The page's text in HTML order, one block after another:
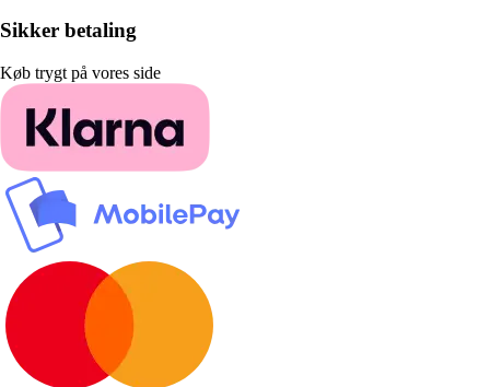
Sikker betaling
Køb trygt på vores side